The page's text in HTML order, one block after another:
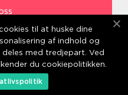
oss
til at huske dine
af indhold og
med tredjepart. Ved
du cookiepolitikken.